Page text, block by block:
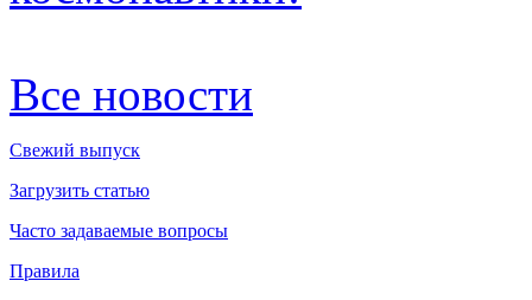
Все новости
Свежий выпуск
Загрузить статью
Часто задаваемые вопросы
Правила